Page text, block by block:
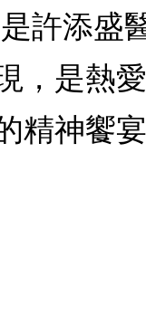
許添盛
，是熱
精神饗宴